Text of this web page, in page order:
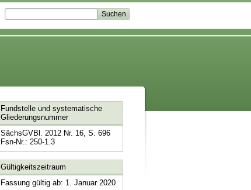
Fundstelle und systematische
Gliederungsnummer
SächsGVBl. 2012 Nr. 16, S. 696
Fsn-Nr.: 250-1.3
Gültigkeitszeitraum
Fassung gültig ab: 1. Januar 2020